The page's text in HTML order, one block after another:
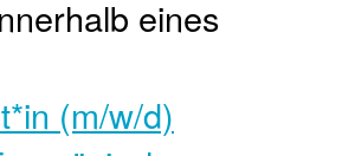
eines
(m/w/d)